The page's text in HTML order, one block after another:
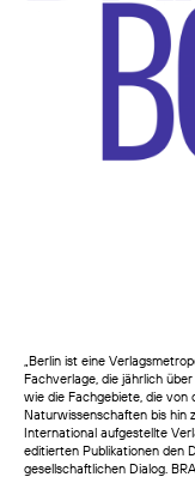
„Berlin ist eine
Fachverlage, die jährlich
wie die Fachgebiete, die von
Naturwissenschaften bis hin
International aufgestellte
editierten Publikationen den
gesellschaftlichen Dialog.